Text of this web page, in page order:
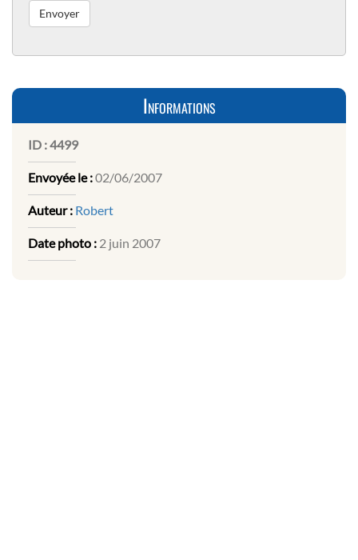
Informations
ID :4499
Envoyée le :02/06/2007
Auteur : Robert
Date photo : 2 juin 2007